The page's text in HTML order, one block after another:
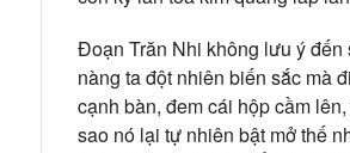
Đoạn Trăn Nhi không lưu ý đến
nàng ta đột nhiên biến sắc mà
cạnh bàn, đem cái hộp cầm lên,
sao nó lại tự nhiên bật mở thế